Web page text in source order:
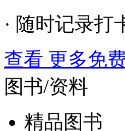
· 随时记录打
查看 更多免
图书/资料
精品图书